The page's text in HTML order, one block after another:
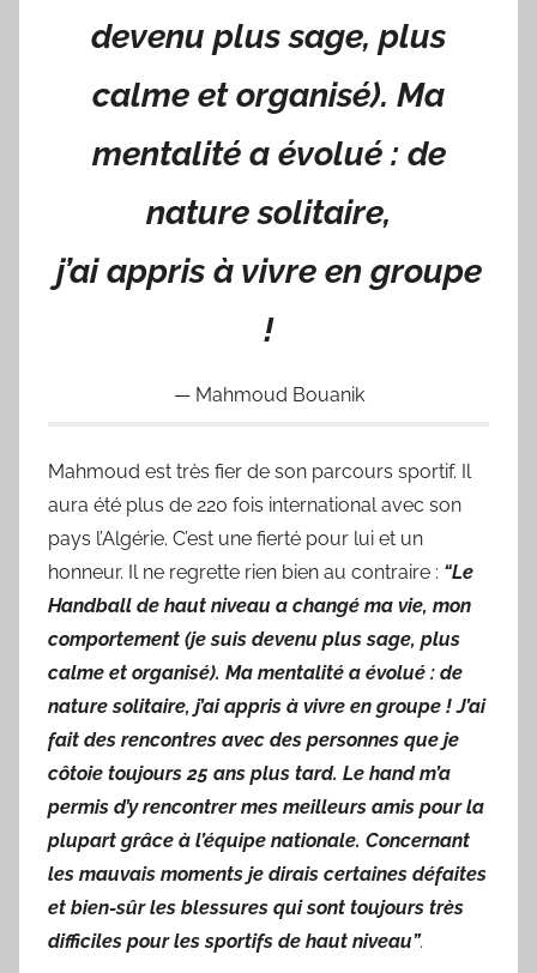
devenu plus sage, plus
calme et organisé). Ma
mentalité a évolué : de
nature solitaire,
j’ai appris à vivre en groupe
!
Mahmoud Bouanik
Mahmoud est très fier de son parcours sportif. Il
aura été plus de 220 fois international avec son
pays l’Algérie. C’est une fierté pour lui et un
honneur. Il ne regrette rien bien au contraire : “Le
Handball de haut niveau a changé ma vie, mon
comportement (je suis devenu plus sage, plus
calme et organisé). Ma mentalité a évolué : de
nature solitaire, j’ai appris à vivre en groupe ! J’ai
fait des rencontres avec des personnes que je
côtoie toujours 25 ans plus tard. Le hand m’a
permis d’y rencontrer mes meilleurs amis pour la
plupart grâce à l’équipe nationale. Concernant
les mauvais moments je dirais certaines défaites
et bien-sûr les blessures qui sont toujours très
difficiles pour les sportifs de haut niveau”.